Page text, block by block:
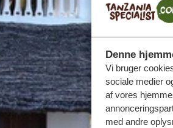
Denne
Vi bruger
sociale medier
af vores
med andre